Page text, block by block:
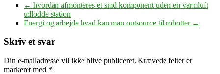
← hvordan afmonteres et smd komponent uden en varmluft
udlodde station
Energi og arbejde hvad kan man outsource til robotter →
Skriv et svar
Din e-mailadresse vil ikke blive publiceret. Krævede felter er
markeret med *